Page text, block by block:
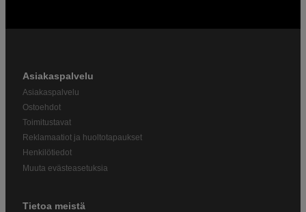
Asiakaspalvelu
Asiakaspalvelu
Ostoehdot
Toimitustavat
Reklamaatiot ja huoltotapaukset
Henkilötiedot
Muuta evästeasetuksia
Tietoa meistä